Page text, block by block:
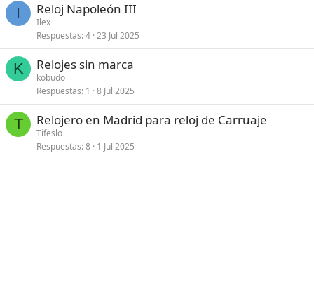
I Reloj Napoleón III
Ilex
Respuestas 4 23 Jul 2025
K Relojes sin marca
kobudo
Respuestas 1 8 Jul 2025
T Relojero en Madrid para reloj de Carruaje
Tifeslo
Respuestas 8 1 Jul 2025